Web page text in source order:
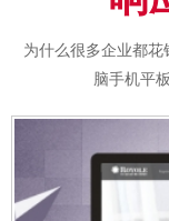
为什么很多企业都
脑手机平